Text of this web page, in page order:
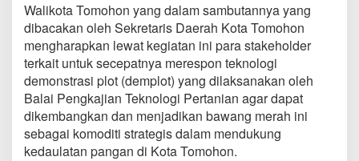
i
B
u
d
i
d
a
y
a
B
Walikota Tomohon yang dalam sambutannya yang
dibacakan oleh Sekretaris Daerah Kota Tomohon
mengharapkan lewat kegiatan ini para stakeholder
terkait untuk secepatnya merespon teknologi
demonstrasi plot (demplot) yang dilaksanakan oleh
Balai Pengkajian Teknologi Pertanian agar dapat
dikembangkan dan menjadikan bawang merah ini
sebagai komoditi strategis dalam mendukung
kedaulatan pangan di Kota Tomohon.